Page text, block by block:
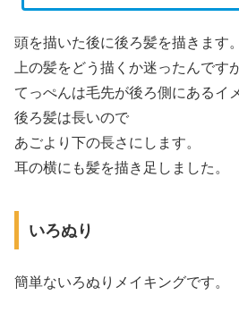
頭を描いた後に後ろ髪を描きます。
上の髪をどう描くか迷ったんです
てっぺんは毛先が後ろ側にあるイ
後ろ髪は長いので
あごより下の長さにします。
耳の横にも髪を描き足しました。
いろぬり
簡単ないろぬりメイキングです。